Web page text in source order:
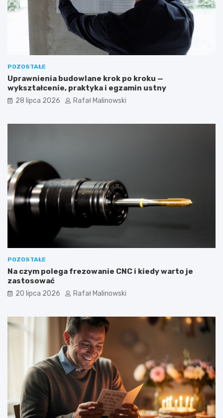
POZOSTAŁE
Uprawnienia budowlane krok po kroku —
wykształcenie, praktyka i egzamin ustny
28 lipca 2026 Rafał Malinowski
POZOSTAŁE
Na czym polega frezowanie CNC i kiedy warto je
zastosować
20 lipca 2026 Rafał Malinowski